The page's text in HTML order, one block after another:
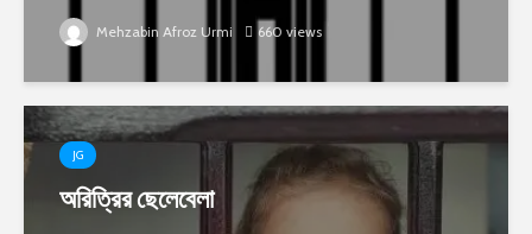
Mehzabin Afroz Urmi 660 views
JG
অরিত্রির ছেলেবেলা